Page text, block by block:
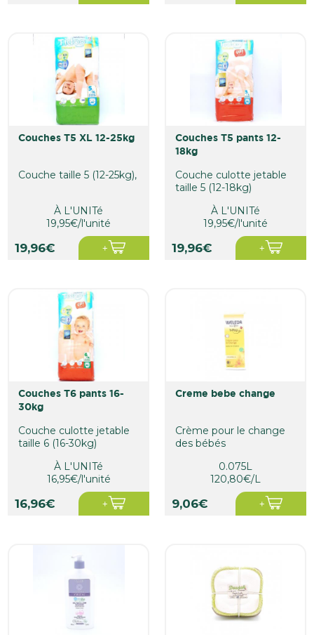
couches T5 XL 12-25kg
Couche taille 5 (12-25kg),
À L'UNITé
19,95€/l'unité
19,96€
couches T5 pants 12-
18kg
Couche culotte jetable
taille 5 (12-18kg)
À L'UNITé
19,95€/l'unité
19,96€
couches T6 pants 16-
30kg
Couche culotte jetable
taille 6 (16-30kg)
À L'UNITé
16,95€/l'unité
16,96€
creme bebe change
Crème pour le change
des bébés
0.075L
120,80€/L
9,06€